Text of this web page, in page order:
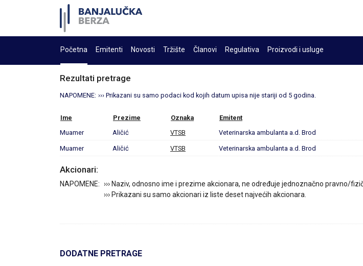
Početna Emitenti Novosti Tržište Članovi Regulativa Proizvodi i usluge
Rezultati pretrage
NAPOMENE: ››› Prikazani su samo podaci kod kojih datum upisa nije stariji od 5 godina.
Ime Prezime Oznaka Emitent
Muamer
Aličić VTSB Veterinarska ambulanta a.d. Brod
Muamer Aličić VTSB Veterinarska ambulanta a.d. Brod
Akcionari:
NAPOMENE: ››› Naziv, odnosno ime i prezime akcionara, ne određuje jednoznačno pravno/
››› Prikazani su samo akcionari iz liste deset najvećih akcionara.
DODATNE PRETRAGE